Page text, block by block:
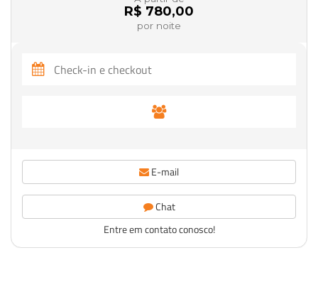
R$ 780,00
por noite
E-mail
Chat
Entre em contato conosco!